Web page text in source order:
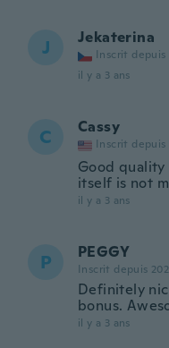
J Jekaterina
Inscrit depuis
il y a 3 ans
C Cassy
Inscrit depuis
Good
itself is not
il y a 3 ans
P PEGGY
Inscrit depuis
Definitely
bonus.
il y a 3 ans